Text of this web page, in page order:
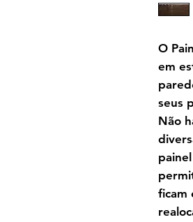
O
em
seus
Não
ficam